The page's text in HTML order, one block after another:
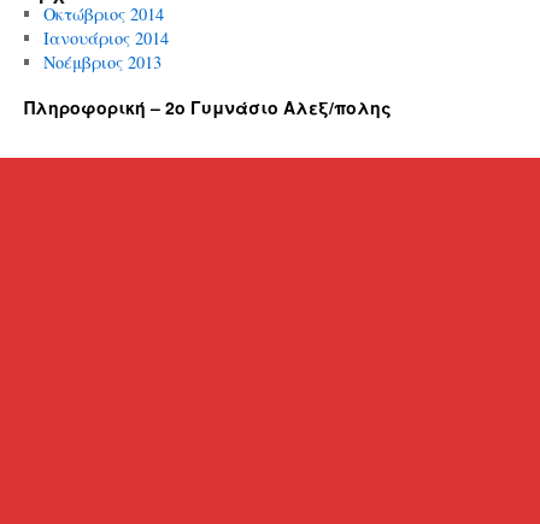
Οκτώβριος 2014
Ιανουάριος 2014
Νοέμβριος 2013
Πληροφορική – 2ο Γυμνάσιο Αλεξ/πολης